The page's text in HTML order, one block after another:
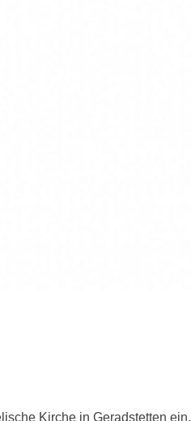
Kirche in Geradstetten ein.